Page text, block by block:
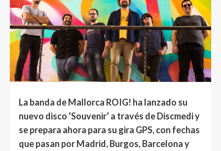
La banda de Mallorca ROIG! ha lanzado su
nuevo disco ‘Souvenir’ a través de Discmedi y
se prepara ahora para su gira GPS, con fechas
que pasan por Madrid, Burgos, Barcelona y